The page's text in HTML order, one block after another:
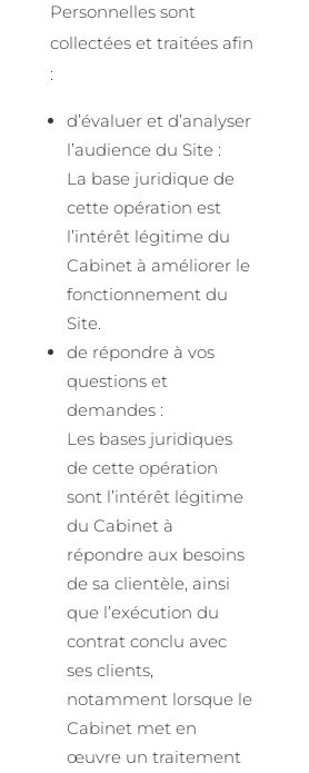
Personnelles sont
collectées et traitées afin
:
d’évaluer et d’analyser
l’audience du Site :
La base juridique de
cette opération est
l’intérêt légitime du
Cabinet à améliorer le
fonctionnement du
Site.
de répondre à vos
questions et
demandes :
Les bases juridiques
de cette opération
sont l’intérêt légitime
du Cabinet à
répondre aux besoins
de sa clientèle, ainsi
que l’exécution du
contrat conclu avec
ses clients,
notamment lorsque le
Cabinet met en
œuvre un traitement